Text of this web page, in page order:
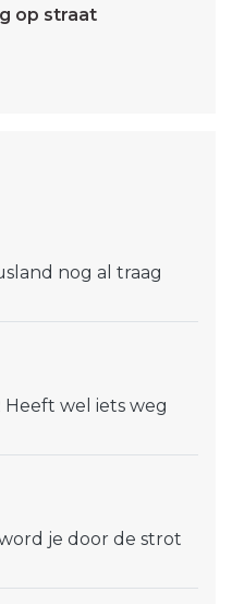
op straat
nog al traag
Heeft wel iets weg
je door de strot